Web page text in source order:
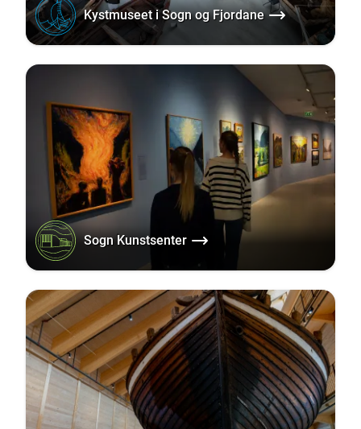
Kystmuseet i Sogn og Fjordane
Sogn Kunstsenter